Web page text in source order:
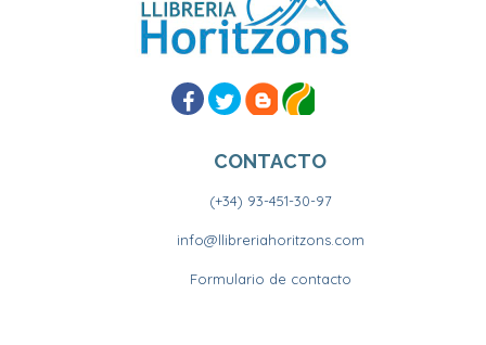
CONTACTO
(+34) 93-451-30-97
info@llibreriahoritzons.com
Formulario de contacto